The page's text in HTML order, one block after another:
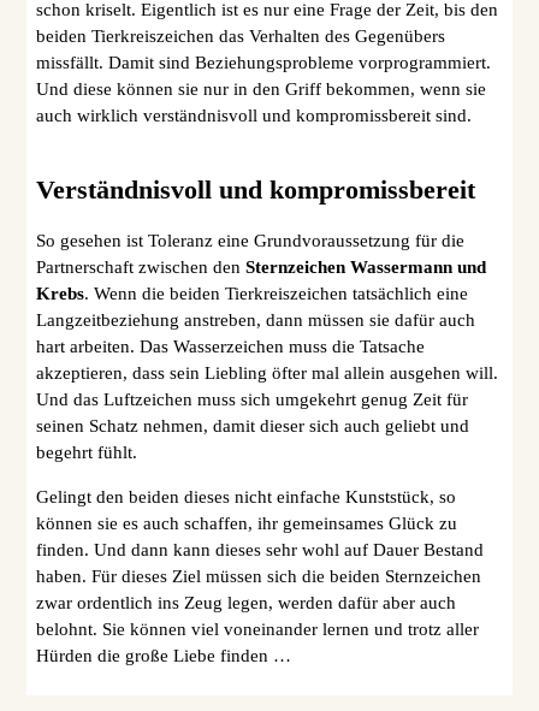
schon kriselt. Eigentlich ist es nur eine Frage der Zeit, bis den
beiden Tierkreiszeichen das Verhalten des Gegenübers
missfällt. Damit sind Beziehungsprobleme vorprogrammiert.
Und diese können sie nur in den Griff bekommen, wenn sie
auch wirklich verständnisvoll und kompromissbereit sind.
Verständnisvoll und kompromissbereit
So gesehen ist Toleranz eine Grundvoraussetzung für die
Partnerschaft zwischen den Sternzeichen Wassermann und
Krebs. Wenn die beiden Tierkreiszeichen tatsächlich eine
Langzeitbeziehung anstreben, dann müssen sie dafür auch
hart arbeiten. Das Wasserzeichen muss die Tatsache
akzeptieren, dass sein Liebling öfter mal allein ausgehen will.
Und das Luftzeichen muss sich umgekehrt genug Zeit für
seinen Schatz nehmen, damit dieser sich auch geliebt und
begehrt fühlt.
Gelingt den beiden dieses nicht einfache Kunststück, so
können sie es auch schaffen, ihr gemeinsames Glück zu
finden. Und dann kann dieses sehr wohl auf Dauer Bestand
haben. Für dieses Ziel müssen sich die beiden Sternzeichen
zwar ordentlich ins Zeug legen, werden dafür aber auch
belohnt. Sie können viel voneinander lernen und trotz aller
Hürden die große Liebe finden …